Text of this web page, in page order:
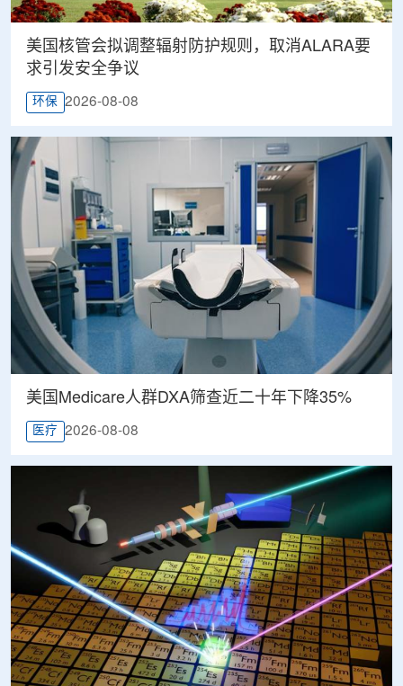
美国核管会拟调整辐射防护规则，取消ALARA要
求引发安全争议
环保 2026-08-08
美国Medicare人群DXA筛查近二十年下降35%
医疗 2026-08-08